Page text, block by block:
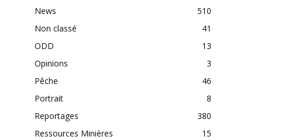
News
510
Non classé
41
ODD
13
Opinions
3
Pêche
46
Portrait
8
Reportages
380
Ressources Minières
15